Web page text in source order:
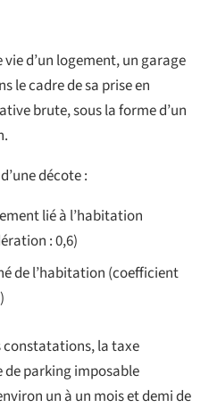
d’un logement, un garage
le cadre de sa prise en
brute, sous la forme d’un
décote :
lié à l’habitation
: 0,6)
de l’habitation (coefficient
constatations, la taxe
de parking imposable
un à un mois et demi de